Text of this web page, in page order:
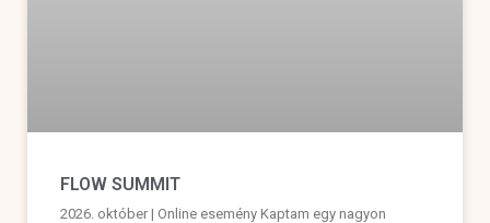
FLOW SUMMIT
2026. október | Online esemény Kaptam egy nagyon